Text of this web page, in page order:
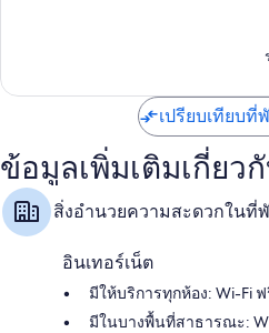
เปรียบเทียบ
ข้อมูลเพิ่มเติมเกี่ยว
สิ่งอำนวยความสะดวกในที่
อินเทอร์เน็ต
มีให้บริการทุกห้อง: Wi-Fi ฟ
มีในบางพื้นที่สาธารณะ: